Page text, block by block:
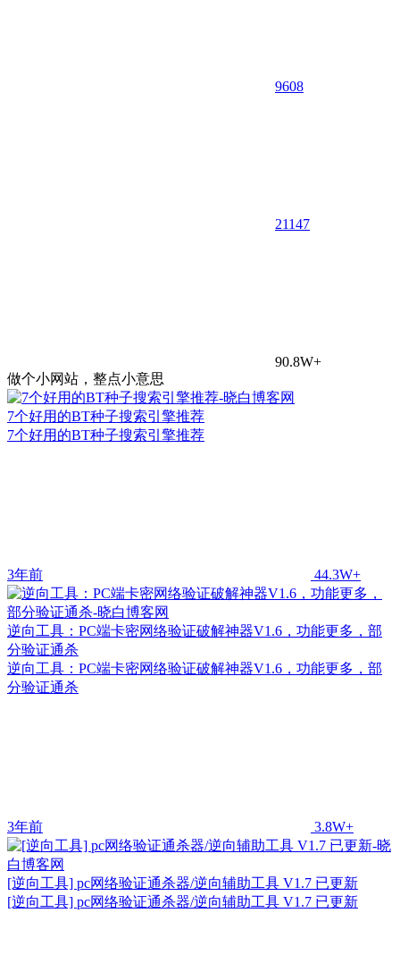
9608
21147
90.8W+
做个小网站，整点小意思
7个好用的BT种子搜索引擎推荐
7个好用的BT种子搜索引擎推荐
3年前 44.3W+
逆向工具：PC端卡密网络验证破解神器V1.6，功能更多，部
分验证通杀
逆向工具：PC端卡密网络验证破解神器V1.6，功能更多，部
分验证通杀
3年前 3.8W+
[逆向工具] pc网络验证通杀器/逆向辅助工具 V1.7 已更新
[逆向工具] pc网络验证通杀器/逆向辅助工具 V1.7 已更新